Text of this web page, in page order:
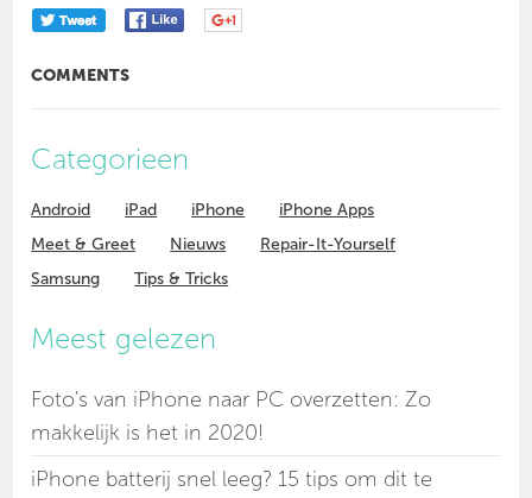
COMMENTS
Categorieen
Android iPad iPhone
iPhone Apps
Meet & Greet
Nieuws
Repair-It-Yourself
Samsung
Tips & Tricks
Meest gelezen
Foto's van iPhone naar PC overzetten: Zo
makkelijk is het in 2020!
iPhone batterij snel leeg? 15 tips om dit te